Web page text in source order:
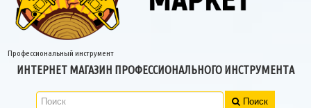
Профессиональный инструмент
ИНТЕРНЕТ МАГАЗИН ПРОФЕССИОНАЛЬНОГО ИНСТРУМЕНТА
Поиск